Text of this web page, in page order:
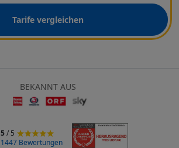
Tarife vergleichen
BEKANNT AUS
5/ 5
1447 Bewertungen